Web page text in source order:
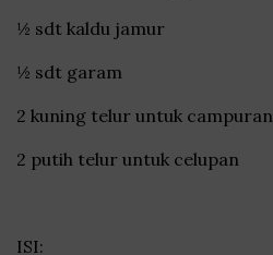
½ sdt kaldu jamur
½ sdt garam
2 kuning telur untuk campuran
2 putih telur untuk celupan
ISI: